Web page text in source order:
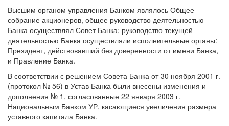
Высшим органом управления Банком являлось Общее
собрание акционеров, общее руководство деятельностью
Банка осуществлял Совет Банка; руководство текущей
деятельностью Банка осуществляли исполнительные органы:
Президент, действовавший без доверенности от имени Банка,
и Правление Банка.
В соответствии с решением Совета Банка от 30 ноября 2001 г.
(протокол № 56) в Устав Банка были внесены изменения и
дополнения № 1, согласованные 22 января 2003 г.
Национальным Банком УР, касающиеся увеличения размера
уставного капитала Банка.